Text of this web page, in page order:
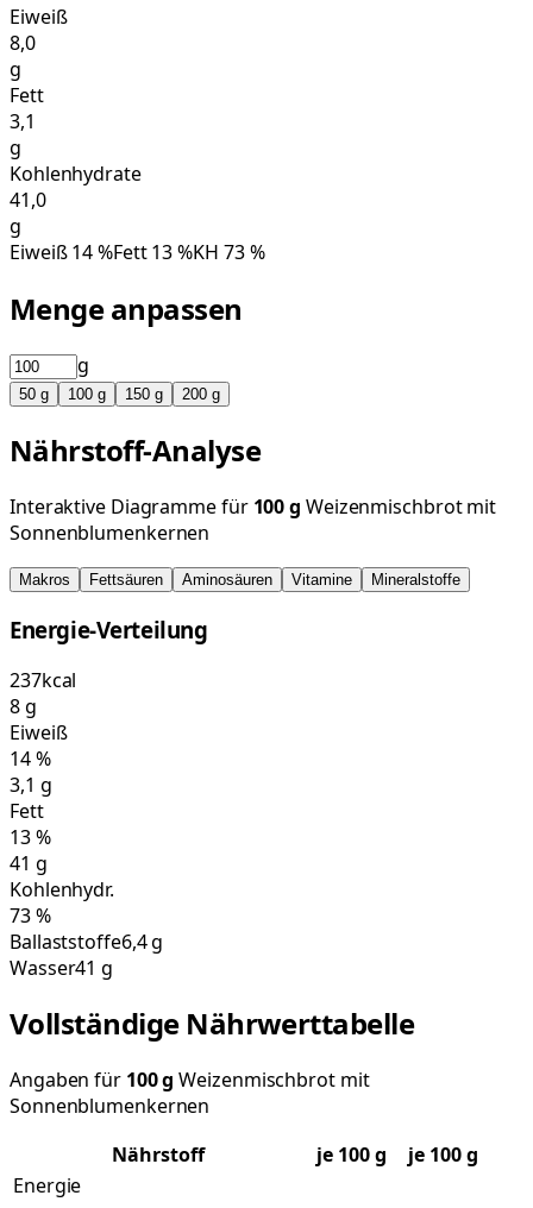
Eiweiß
8,0
g
Fett
3,1
g
Kohlenhydrate
41,0
g
Eiweiß14%Fett13%KH 73%
Menge anpassen
g
50 g 100 g 150 g 200 g
Nährstoff-Analyse
Interaktive Diagramme für 100g Weizenmischbrot mit
Sonnenblumenkernen
Makros Fettsäuren Aminosäuren Vitamine Mineralstoffe
Energie-Verteilung
237kcal
8g
Eiweiß
14%
3,1 g
Fett
13%
41 g
Kohlenhydr.
73%
Ballaststoffe6,4 g
Wasser41 g
Vollständige Nährwerttabelle
Angaben für 100g Weizenmischbrot mit
Sonnenblumenkernen
Nährstoff
je 100g
je 100 g
Energie